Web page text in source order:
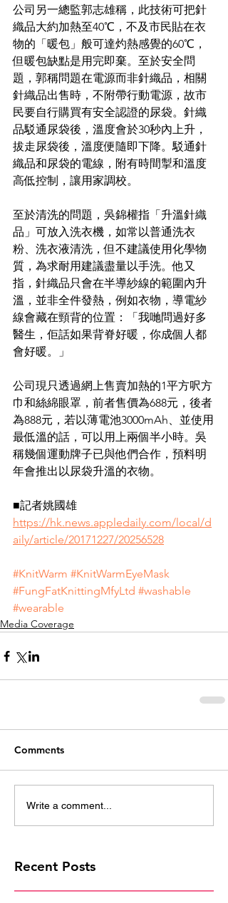
公司另一總監郭志雄稱，此技術可把針
織品大約加熱至40℃，不及市民貼在衣
物的「暖包」般可達灼熱感覺的60℃，
但暖包缺點是用完即棄。至於安全問
題，郭稱問題在電源而非針織品，相關
針織品出售時，不附帶行動電源，故市
民要自行購買有安全認證的尿袋。針織
品駁通尿袋後，溫度會於30秒內上升，
拔走尿袋後，溫度便隨即下降。駁通針
織品和尿袋的電線，附有時間掣和溫度
高低控制，讓用家調校。
至於清洗的問題，吳錦權指「升溫針織
品」可放入洗衣機，如常以普通洗衣
粉、洗衣液清洗，但不建議使用化學物
質，為求耐用建議盡量以手洗。他又
指，針織品只會在半導紗線的範圍內升
溫，並非全件發熱，例如衣物，導電紗
線會藏在頸背的位置：「我哋問過好多
醫生，佢話如果背脊好暖，你成個人都
會好暖。」
公司現只透過網上售賣加熱的1平方呎方
巾和絲綿眼罩，前者售價為688元，後者
為888元，若以薄電池3000mAh、並使用
最低溫的話，可以用上兩個半小時。吳
稱幾個運動牌子已與他們合作，預料明
年會推出以尿袋升溫的衣物。
■記者姚國雄
https://hk.news.appledaily.com/local/d
aily/article/20171227/20256528
#KnitWarm #KnitWarmEyeMask
#FungFatKnittingMfyLtd #washable
#wearable
Media Coverage
Comments
Write a comment...
Recent Posts